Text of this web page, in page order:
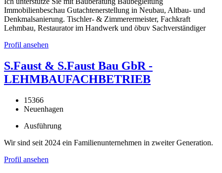
Immobilienbeschau Gutachtenerstellung in Neubau, Altbau- und
Denkmalsanierung. Tischler- & Zimmerermeister, Fachkraft
Lehmbau, Restaurator im Handwerk und öbuv Sachverständiger
Profil ansehen
S.Faust & S.Faust Bau GbR -
LEHMBAUFACHBETRIEB
15366
Neuenhagen
Ausführung
Wir sind seit 2024 ein Familienunternehmen in zweiter Generation.
Profil ansehen